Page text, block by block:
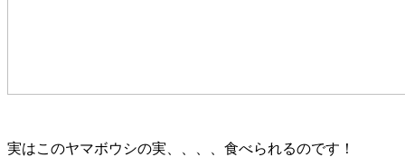
実はこのヤマボウシの実、、、、食べられるのです！